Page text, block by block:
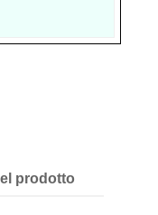
prodotto